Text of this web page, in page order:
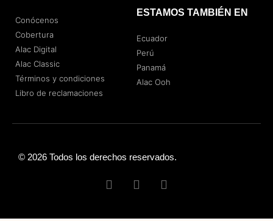
Conócenos
Cobertura
Alac Digital
Alac Classic
Términos y condiciones
Libro de reclamaciones
ESTAMOS TAMBIÉN EN
Ecuador
Perú
Panamá
Alac Ooh
© 2026 Todos los derechos reservados.